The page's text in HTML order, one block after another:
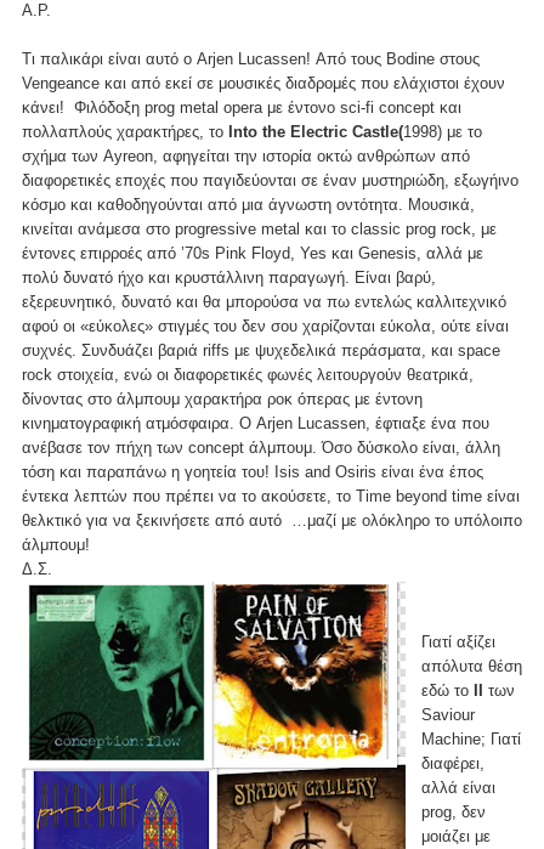
Α.Ρ.
Τι παλικάρι είναι αυτό ο Arjen Lucassen! Από τους Bodine στους
Vengeance και από εκεί σε μουσικές διαδρομές που ελάχιστοι έχουν
κάνει! Φιλόδοξη prog metal opera με έντονο sci-fi concept και
πολλαπλούς χαρακτήρες, το Into the Electric Castle(1998) με το
σχήμα των Ayreon, αφηγείται την ιστορία οκτώ ανθρώπων από
διαφορετικές εποχές που παγιδεύονται σε έναν μυστηριώδη, εξωγήινο
κόσμο και καθοδηγούνται από μια άγνωστη οντότητα. Μουσικά,
κινείται ανάμεσα στο progressive metal και το classic prog rock, με
έντονες επιρροές από ’70s Pink Floyd, Yes και Genesis, αλλά με
πολύ δυνατό ήχο και κρυστάλλινη παραγωγή. Είναι βαρύ,
εξερευνητικό, δυνατό και θα μπορούσα να πω εντελώς καλλιτεχνικό
αφού οι «εύκολες» στιγμές του δεν σου χαρίζονται εύκολα, ούτε είναι
συχνές. Συνδυάζει βαριά riffs με ψυχεδελικά περάσματα, και space
rock στοιχεία, ενώ οι διαφορετικές φωνές λειτουργούν θεατρικά,
δίνοντας στο άλμπουμ χαρακτήρα ροκ όπερας με έντονη
κινηματογραφική ατμόσφαιρα. Ο Arjen Lucassen, έφτιαξε ένα που
ανέβασε τον πήχη των concept άλμπουμ. Όσο δύσκολο είναι, άλλη
τόση και παραπάνω η γοητεία του! Isis and Osiris είναι ένα έπος
έντεκα λεπτών που πρέπει να το ακούσετε, το Time beyond time είναι
θελκτικό για να ξεκινήσετε από αυτό …μαζί με ολόκληρο το υπόλοιπο
άλμπουμ!
Δ.Σ.
Γιατί αξίζει
απόλυτα θέση
εδώ το
των
Saviour
Machine; Γιατί
διαφέρει,
αλλά είναι
prog, δεν
μοιάζει με